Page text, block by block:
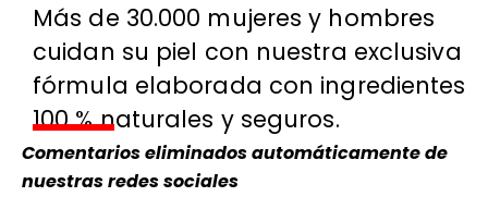
Más de 30.000 mujeres y hombres
cuidan su piel con nuestra exclusiva
fórmula elaborada con ingredientes
100 % naturales y seguros.
Comentarios eliminados automáticamente de
nuestras redes sociales